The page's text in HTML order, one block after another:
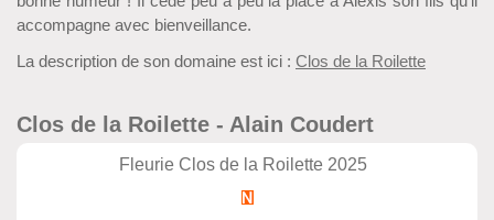
accompagne avec bienveillance.
La description de son domaine est ici : Clos de la Roilette
Clos de la Roilette - Alain Coudert
Fleurie Clos de la Roilette 2025